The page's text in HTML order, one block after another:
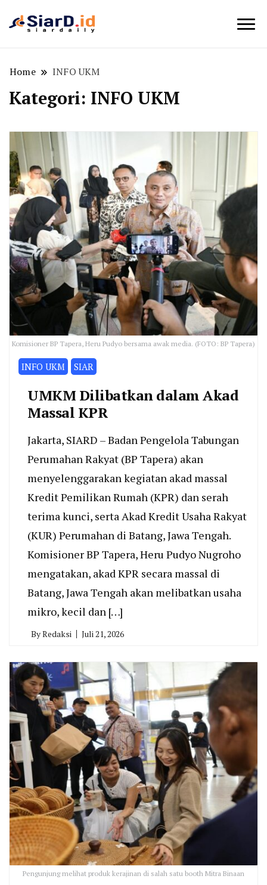
Home INFO UKM
Kategori: INFO UKM
Komisioner BP Tapera, Heru Pudyo bersama awak media. (FOTO: BP Tapera)
INFO UKM SIAR
UMKM Dilibatkan dalam Akad
Massal KPR
Jakarta, SIARD – Badan Pengelola Tabungan
Perumahan Rakyat (BP Tapera) akan
menyelenggarakan kegiatan akad massal
Kredit Pemilikan Rumah (KPR) dan serah
terima kunci, serta Akad Kredit Usaha Rakyat
(KUR) Perumahan di Batang, Jawa Tengah.
Komisioner BP Tapera, Heru Pudyo Nugroho
mengatakan, akad KPR secara massal di
Batang, Jawa Tengah akan melibatkan usaha
mikro, kecil dan […]
ByRedaksi Juli 21, 2026
Pengunjung melihat produk kerajinan di salah satu booth Mitra Binaan